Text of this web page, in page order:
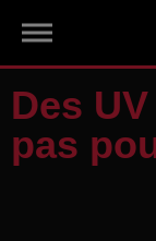
Des
pas